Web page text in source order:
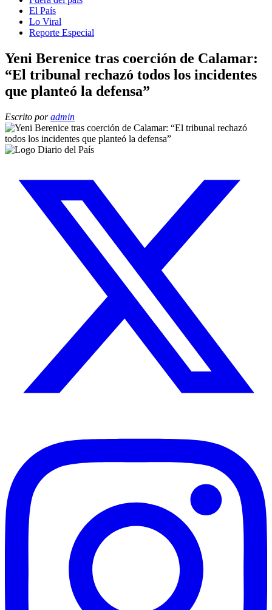
El País
Lo Viral
Reporte Especial
Yeni Berenice tras coerción de Calamar:
“El tribunal rechazó todos los incidentes
que planteó la defensa”
Escrito poradmin